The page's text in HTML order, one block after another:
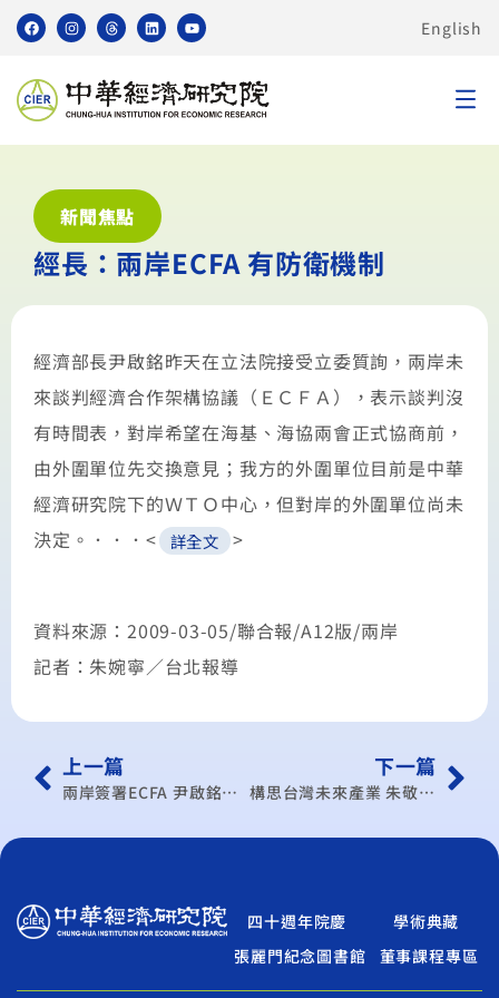
English
新聞焦點
經長：兩岸ECFA 有防衛機制
經濟部長尹啟銘昨天在立法院接受立委質詢，兩岸未
來談判經濟合作架構協議（ＥＣＦＡ），表示談判沒
有時間表，對岸希望在海基、海協兩會正式協商前，
由外圍單位先交換意見；我方的外圍單位目前是中華
經濟研究院下的ＷＴＯ中心，但對岸的外圍單位尚未
決定。．．．<
詳全文 >
資料來源：2009-03-05/聯合報/A12版/兩岸
記者：朱婉寧／台北報導
上一篇
兩岸簽署ECFA 尹啟銘有兩不
下一篇
構思台灣未來產業 朱敬一：生技、文化觀光 最具潛力
四十週年院慶
學術典藏
張麗門紀念圖書館
董事課程專區